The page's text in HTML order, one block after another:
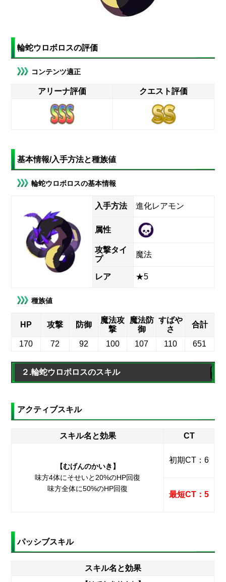
輪蛇ウロボロスの評価
コンテンツ適正
アリーナ評価 クエスト評価
基本情報/入手方法と種族値
輪蛇ウロボロスの基本情報
入手方法 進化レアモン
属性
攻撃タイ
プ
魔法
レア ★5
種族値
HP 攻撃 防御
魔法攻
撃
魔法防
御
すばや
さ
合計
170 72 92 100 107 110 651
２.輪蛇ウロボロスのスキル
アクティブスキル
スキル名と効果 CT
【むげんのかいき】
味方4体にそせいと20%のHP回復
味方全体に50%のHP回復
初期CT：6
最短CT：5
パッシブスキル
スキル名と効果